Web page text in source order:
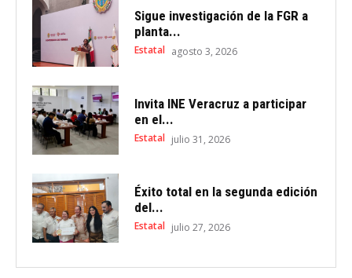
Sigue investigación de la FGR a
planta...
Estatal agosto 3, 2026
Invita INE Veracruz a participar
en el...
Estatal julio 31, 2026
Éxito total en la segunda edición
del...
Estatal julio 27, 2026